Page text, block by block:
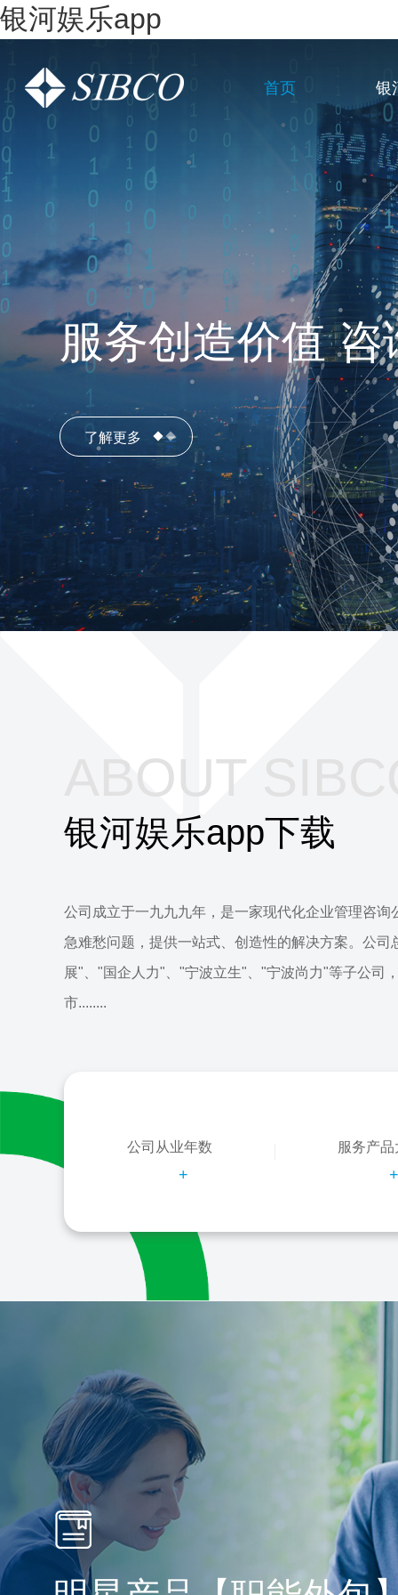
银河娱乐app
首页 银
服务创造价值
了解更多
一站式全链条企
了解更多
ABOUT
银河娱乐app下载
公司成立于一九九九年，是一家现代化企业管理咨询
急难愁问题，提供一站式、创造性的解决方案。公
展"、"国企人力"、"宁波立生"、"宁波尚力"等子公司
市........
公司从业年数
+
服务产